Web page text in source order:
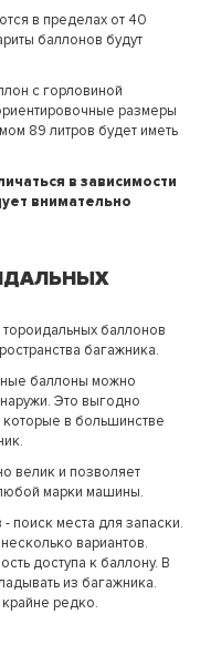
в пределах от 40
баллонов будут
с горловиной
размеры
89 литров будет иметь
в зависимости
внимательно
баллонов
багажника.
баллоны можно
Это выгодно
которые в большинстве
велик и позволяет
марки машины.
поиск места для запаски.
вариантов.
доступа к баллону. В
из багажника.
редко.